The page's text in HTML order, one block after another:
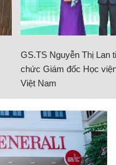
GS.TS Nguyễn Thị Lan
chức Giám đốc Học
Việt Nam